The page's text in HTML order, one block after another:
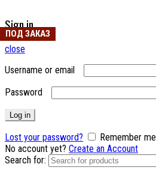
Sign in
close
Username or email
Password
Log in
Lost your password?
Remember me
No account yet? Create an Account
Search for:
ПОД ЗАКАЗ